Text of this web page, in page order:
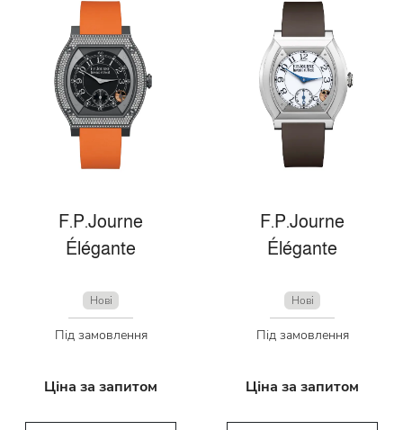
F.P.Journe
Élégante
Нові
Під замовлення
Ціна за запитом
F.P.Journe
Élégante
Нові
Під замовлення
Ціна за запитом